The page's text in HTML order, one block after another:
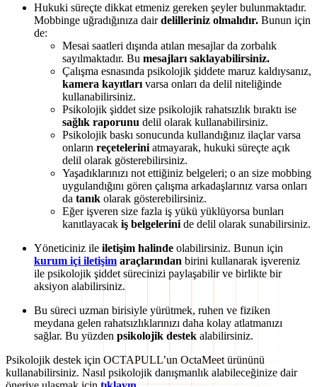
Hukuki süreçte dikkat etmeniz gereken şeyler bulunmaktadır.
Mobbinge uğradığınıza dairdelilleriniz olmalıdır. Bunun için
de:
Mesai saatleri dışında atılan mesajlar da zorbalık
sayılmaktadır. Bu mesajları saklayabilirsiniz.
Çalışma esnasında psikolojik şiddete maruz kaldıysanız,
kamera kayıtları varsa onları da delil niteliğinde
kullanabilirsiniz.
Psikolojik şiddet size psikolojik rahatsızlık bıraktı ise
sağlık raporunu delil olarak kullanabilirsiniz.
Psikolojik baskı sonucunda kullandığınız ilaçlar varsa
onların reçetelerini atmayarak, hukuki süreçte açık
delil olarak gösterebilirsiniz.
Yaşadıklarınızı not ettiğiniz belgeleri; o an size mobbing
uygulandığını gören çalışma arkadaşlarınız varsa onları
da tanık olarak gösterebilirsiniz.
Eğer işveren size fazla iş yükü yüklüyorsa bunları
kanıtlayacak iş belgelerini de delil olarak sunabilirsiniz.
Yöneticiniz ile iletişim halinde olabilirsiniz. Bunun için
kurum içi iletişim araçlarından birini kullanarak işvereniz
ile psikolojik şiddet sürecinizi paylaşabilir ve birlikte bir
aksiyon alabilirsiniz.
Bu süreci uzman birisiyle yürütmek, ruhen ve fiziken
meydana gelen rahatsızlıklarınızı daha kolay atlatmanızı
sağlar. Bu yüzden psikolojik destek alabilirsiniz.
Psikolojik destek için OCTAPULL’un OctaMeet ürününü
kullanabilirsiniz. Nasıl psikolojik danışmanlık alabileceğinize dair